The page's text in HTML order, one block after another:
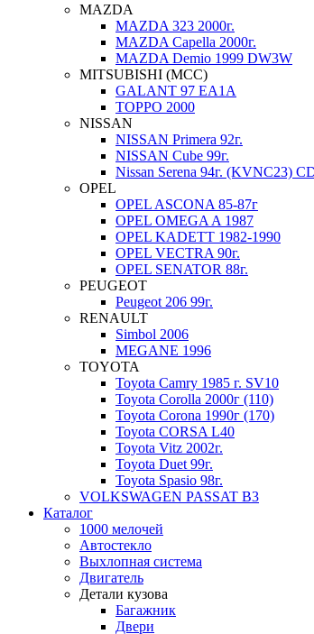
MAZDA
MAZDA 323 2000г.
MAZDA Capella 2000г.
MAZDA Demio 1999 DW3W
MITSUBISHI (MCC)
GALANT 97 EA1A
TOPPO 2000
NISSAN
NISSAN Primera 92г.
NISSAN Cube 99г.
Nissan Serena 94г. (KVNC23)
OPEL
OPEL ASCONA 85-87г
OPEL OMEGA A 1987
OPEL KADETT 1982-1990
OPEL VECTRA 90г.
OPEL SENATOR 88г.
PEUGEOT
Peugeot 206 99г.
RENAULT
Simbol 2006
MEGANE 1996
TOYOTA
Toyota Camry 1985 г. SV10
Toyota Corolla 2000г (110)
Toyota Corona 1990г (170)
Toyota CORSA L40
Toyota Vitz 2002г.
Toyota Duet 99г.
Toyota Spasio 98г.
VOLKSWAGEN PASSAT B3
Каталог
1000 мелочей
Автостекло
Выхлопная система
Двигатель
Детали кузова
Багажник
Двери